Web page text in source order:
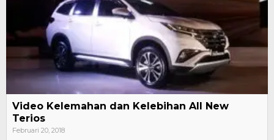
Video Kelemahan dan Kelebihan All New
Terios
Februari 20, 2018